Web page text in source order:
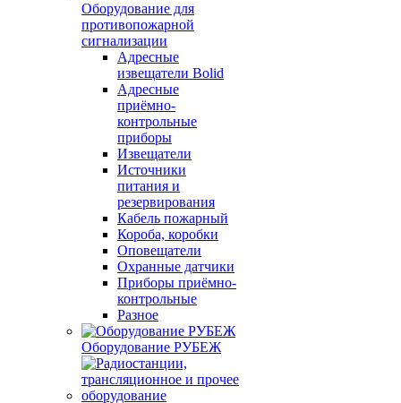
Оборудование для
противопожарной
сигнализации
Адресные
извещатели Bolid
Адресные
приёмно-
контрольные
приборы
Извещатели
Источники
питания и
резервирования
Кабель пожарный
Короба, коробки
Оповещатели
Охранные датчики
Приборы приёмно-
контрольные
Разное
Оборудование РУБЕЖ